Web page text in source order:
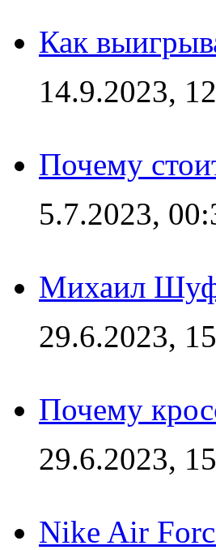
Как
14.9.2023,
Почему
5.7.2023,
Михаил
29.6.2023,
Почему
29.6.2023,
Nike Air